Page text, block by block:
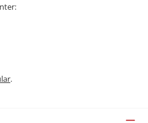
.